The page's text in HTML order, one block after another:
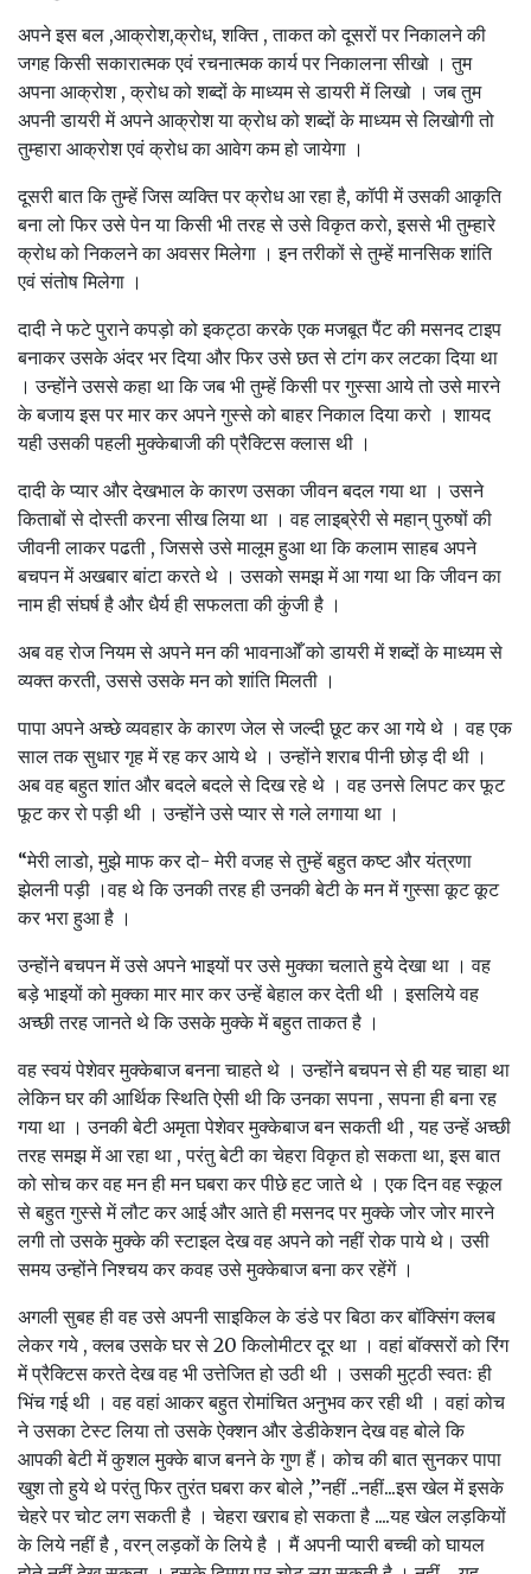
अपने इस बल ,आक्रोश,क्रोध, शक्ति , ताकत को दूसरों पर निकालने की
जगह किसी सकारात्मक एवं रचनात्मक कार्य पर निकालना सीखो । तुम
अपना आक्रोश , क्रोध को शब्दों के माध्यम से डायरी में लिखो । जब तुम
अपनी डायरी में अपने आक्रोश या क्रोध को शब्दों के माध्यम से लिखोगी तो
तुम्हारा आक्रोश एवं क्रोध का आवेग कम हो जायेगा ।
दूसरी बात कि तुम्हें जिस व्यक्ति पर क्रोध आ रहा है, कॉपी में उसकी आकृति
बना लो फिर उसे पेन या किसी भी तरह से उसे विकृत करो, इससे भी तुम्हारे
क्रोध को निकलने का अवसर मिलेगा । इन तरीकों से तुम्हें मानसिक शांति
एवं संतोष मिलेगा ।
दादी ने फटे पुराने कपड़ो को इकट्ठा करके एक मजबूत पैंट की मसनद टाइप
बनाकर उसके अंदर भर दिया और फिर उसे छत से टांग कर लटका दिया था
। उन्होंने उससे कहा था कि जब भी तुम्हें किसी पर गुस्सा आये तो उसे मारने
के बजाय इस पर मार कर अपने गुस्से को बाहर निकाल दिया करो । शायद
यही उसकी पहली मुक्केबाजी की प्रैक्टिस क्लास थी ।
दादी के प्यार और देखभाल के कारण उसका जीवन बदल गया था । उसने
किताबों से दोस्ती करना सीख लिया था । वह लाइब्रेरी से महान् पुरुषों की
जीवनी लाकर पढती , जिससे उसे मालूम हुआ था कि कलाम साहब अपने
बचपन में अखबार बांटा करते थे । उसको समझ में आ गया था कि जीवन का
नाम ही संघर्ष है और धैर्य ही सफलता की कुंजी है ।
अब वह रोज नियम से अपने मन की भावनाओँ को डायरी में शब्दों के माध्यम से
व्यक्त करती, उससे उसके मन को शांति मिलती ।
पापा अपने अच्छे व्यवहार के कारण जेल से जल्दी छूट कर आ गये थे । वह एक
साल तक सुधार गृह में रह कर आये थे । उन्होंने शराब पीनी छोड़ दी थी ।
अब वह बहुत शांत और बदले बदले से दिख रहे थे । वह उनसे लिपट कर फूट
फूट कर रो पड़ी थी । उन्होंने उसे प्यार से गले लगाया था ।
“मेरी लाडो, मुझे माफ कर दो- मेरी वजह से तुम्हें बहुत कष्ट और यंत्रणा
झेलनी पड़ी ।वह थे कि उनकी तरह ही उनकी बेटी के मन में गुस्सा कूट कूट
कर भरा हुआ है ।
उन्होंने बचपन में उसे अपने भाइयों पर उसे मुक्का चलाते हुये देखा था । वह
बड़े भाइयों को मुक्का मार मार कर उन्हें बेहाल कर देती थी । इसलिये वह
अच्छी तरह जानते थे कि उसके मुक्के में बहुत ताकत है ।
वह स्वयं पेशेवर मुक्केबाज बनना चाहते थे । उन्होंने बचपन से ही यह चाहा था
लेकिन घर की आर्थिक स्थिति ऐसी थी कि उनका सपना , सपना ही बना रह
गया था । उनकी बेटी अमृता पेशेवर मुक्केबाज बन सकती थी , यह उन्हें अच्छी
तरह समझ में आ रहा था , परंतु बेटी का चेहरा विकृत हो सकता था, इस बात
को सोच कर वह मन ही मन घबरा कर पीछे हट जाते थे । एक दिन वह स्कूल
से बहुत गुस्से में लौट कर आई और आते ही मसनद पर मुक्के जोर जोर मारने
लगी तो उसके मुक्के की स्टाइल देख वह अपने को नहीं रोक पाये थे। उसी
समय उन्होंने निश्चय कर कवह उसे मुक्केबाज बना कर रहेंगें ।
अगली सुबह ही वह उसे अपनी साइकिल के डंडे पर बिठा कर बॉक्सिंग क्लब
लेकर गये , क्लब उसके घर से 20 किलोमीटर दूर था । वहां बॉक्सरों को रिंग
में प्रैक्टिस करते देख वह भी उत्तेजित हो उठी थी । उसकी मुट्ठी स्वतः ही
भिंच गई थी । वह वहां आकर बहुत रोमांचित अनुभव कर रही थी । वहां कोच
ने उसका टेस्ट लिया तो उसके ऐक्शन और डेडीकेशन देख वह बोले कि
आपकी बेटी में कुशल मुक्के बाज बनने के गुण हैं। कोच की बात सुनकर पापा
खुश तो हुये थे परंतु फिर तुरंत घबरा कर बोले ,’’नहीं ..नहीं...इस खेल में इसके
चेहरे पर चोट लग सकती है । चेहरा खराब हो सकता है ....यह खेल लड़कियों
के लिये नहीं है , वरन् लड़कों के लिये है । मैं अपनी प्यारी बच्ची को घायल